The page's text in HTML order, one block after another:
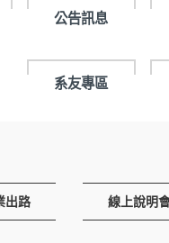
公告訊息
系友專區
出路 線上說明